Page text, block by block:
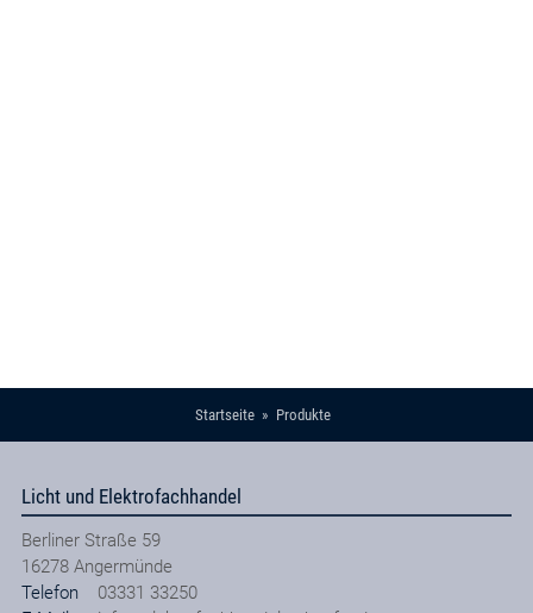
Startseite Produkte
Licht und Elektrofachhandel
Berliner Straße 59
16278 Angermünde
Telefon
03331 33250